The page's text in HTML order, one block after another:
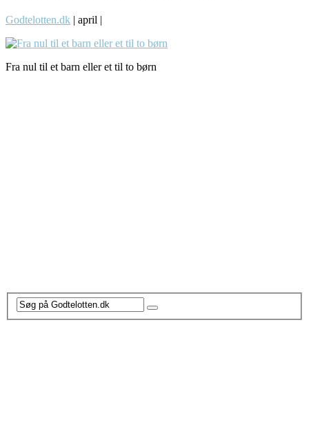
Godtelotten.dk | april |
Fra nul til et barn eller et til to børn